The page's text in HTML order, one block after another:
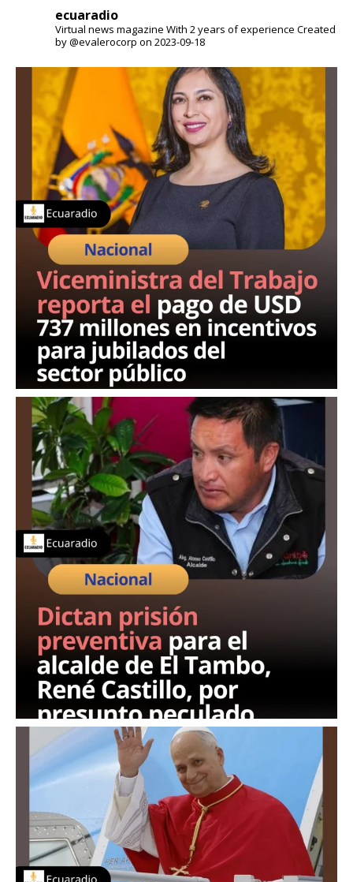
ecuaradio
Virtual news magazine With 2 years of experience Created
by @evalerocorp on 2023-09-18